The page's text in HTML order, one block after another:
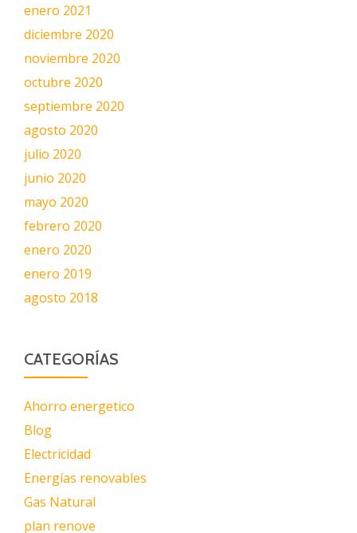
enero 2021
diciembre 2020
noviembre 2020
octubre 2020
septiembre 2020
agosto 2020
julio 2020
junio 2020
mayo 2020
febrero 2020
enero 2020
enero 2019
agosto 2018
CATEGORÍAS
Ahorro energetico
Blog
Electricidad
Energías renovables
Gas Natural
plan renove